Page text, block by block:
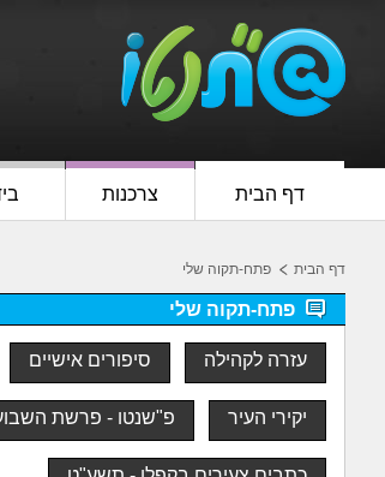
דף הבית צרכנות
דף הבית פתח-תקוה שלי
פתח-תקוה שלי
עזרה לקהילה סיפורים אישיים
יקירי העיר פ"שנטו - פרשת